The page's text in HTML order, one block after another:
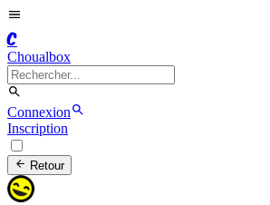
C
Choualbox
Connexion
Inscription
Retour